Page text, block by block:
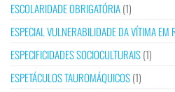
ESCOLARIDADE OBRIGATÓRIA(1)
ESPECIAL VULNERABILIDADE DA VÍTIMA EM
ESPECIFICIDADES SOCIOCULTURAIS(1)
ESPETÁCULOS TAUROMÁQUICOS(1)